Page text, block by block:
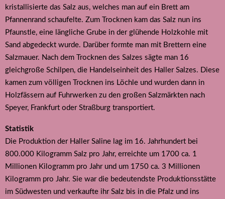
kristallisierte das Salz aus, welches man auf ein Brett am
Pfannenrand schaufelte. Zum Trocknen kam das Salz nun ins
Pfaunstle, eine längliche Grube in der glühende Holzkohle mit
Sand abgedeckt wurde. Darüber formte man mit Brettern eine
Salzmauer. Nach dem Trocknen des Salzes sägte man 16
gleichgroße Schilpen, die Handelseinheit des Haller Salzes. Diese
kamen zum völligen Trocknen ins Löchle und wurden dann in
Holzfässern auf Fuhrwerken zu den großen Salzmärkten nach
Speyer, Frankfurt oder Straßburg transportiert.
Statistik
Die Produktion der Haller Saline lag im 16. Jahrhundert bei
800.000 Kilogramm Salz pro Jahr, erreichte um 1700 ca. 1
Millionen Kilogramm pro Jahr und um 1750 ca. 3 Millionen
Kilogramm pro Jahr. Sie war die bedeutendste Produktionsstätte
im Südwesten und verkaufte ihr Salz bis in die Pfalz und ins